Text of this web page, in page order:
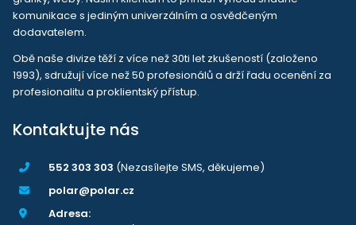
komunikace s jediným univerzálním a osvědčeným
dodavatelem.
Obě naše divize těží z více než 30ti let zkušeností (založeno
1993), sdružují více než 50 profesionálů a drží řadu ocenění za
profesionalitu a proklientský přístup.
Kontaktujte nás
552 303 303 (Nezasílejte SMS, děkujeme)
polar@polar.cz
Adresa: